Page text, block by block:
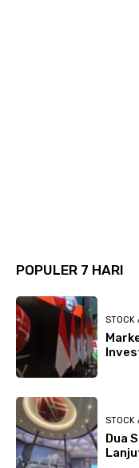
POPULER 7 HARI
STOCK
STOCK
Dua